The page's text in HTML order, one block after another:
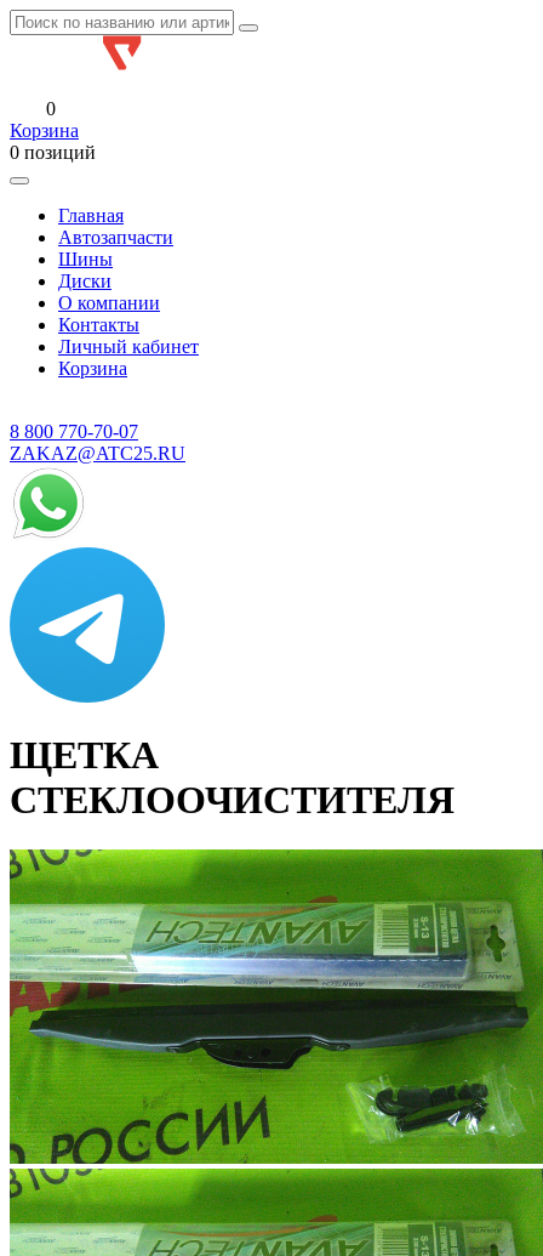
0
Корзина
0 позиций
Главная
Автозапчасти
Шины
Диски
О компании
Контакты
Личный кабинет
Корзина
8 800 770-70-07
ZAKAZ@ATC25.RU
ЩЕТКА
СТЕКЛООЧИСТИТЕЛЯ